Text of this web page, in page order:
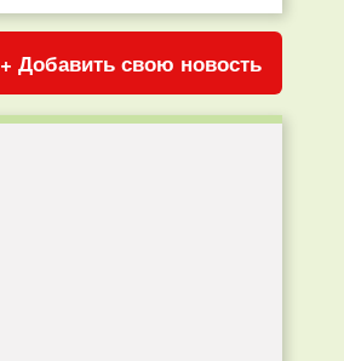
+ Добавить свою новость